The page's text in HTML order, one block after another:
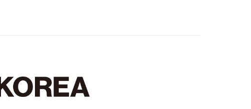
交易，需依本服務之必要範圍內提供個人資料，並將交易相關給付款項請
求債權轉讓予恩沛科技股份有限公司。
每筆NT$90